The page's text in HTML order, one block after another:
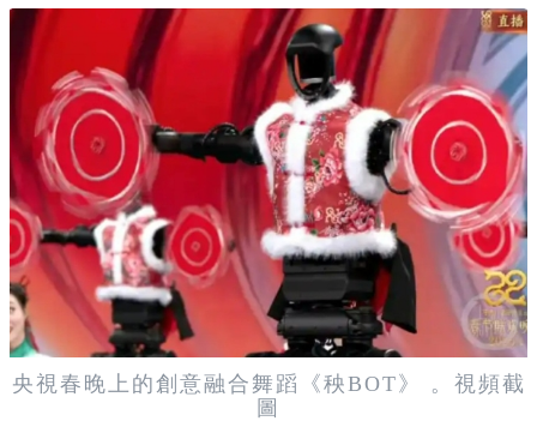
央視春晚上的創意融合舞蹈《秧BOT》 。視頻截
圖